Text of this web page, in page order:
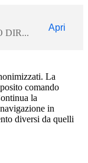
DIR...
Apri
La
comando
la
in
diversi da quelli